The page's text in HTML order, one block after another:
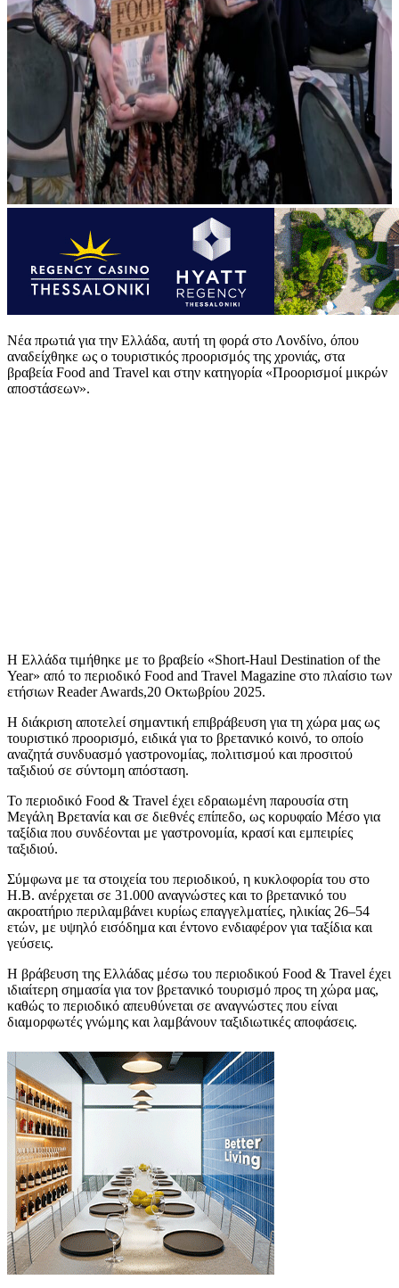
Νέα πρωτιά για την Ελλάδα, αυτή τη φορά στο Λονδίνο, όπου
αναδείχθηκε ως ο τουριστικός προορισμός της χρονιάς, στα
βραβεία Food and Travel και στην κατηγορία «Προορισμοί μικρών
αποστάσεων».
Η Ελλάδα τιμήθηκε με το βραβείο «Short-Haul Destination of the
Year» από το περιοδικό Food and Travel Magazine στο πλαίσιο των
ετήσιων Reader Awards,20 Οκτωβρίου 2025.
Η διάκριση αποτελεί σημαντική επιβράβευση για τη χώρα μας ως
τουριστικό προορισμό, ειδικά για το βρετανικό κοινό, το οποίο
αναζητά συνδυασμό γαστρονομίας, πολιτισμού και προσιτού
ταξιδιού σε σύντομη απόσταση.
Το περιοδικό Food & Travel έχει εδραιωμένη παρουσία στη
Μεγάλη Βρετανία και σε διεθνές επίπεδο, ως κορυφαίο Μέσο για
ταξίδια που συνδέονται με γαστρονομία, κρασί και εμπειρίες
ταξιδιού.
Σύμφωνα με τα στοιχεία του περιοδικού, η κυκλοφορία του στο
Η.Β. ανέρχεται σε 31.000 αναγνώστες και το βρετανικό του
ακροατήριο περιλαμβάνει κυρίως επαγγελματίες, ηλικίας 26–54
ετών, με υψηλό εισόδημα και έντονο ενδιαφέρον για ταξίδια και
γεύσεις.
Η βράβευση της Ελλάδας μέσω του περιοδικού Food & Travel έχει
ιδιαίτερη σημασία για τον βρετανικό τουρισμό προς τη χώρα μας,
καθώς το περιοδικό απευθύνεται σε αναγνώστες που είναι
διαμορφωτές γνώμης και λαμβάνουν ταξιδιωτικές αποφάσεις.